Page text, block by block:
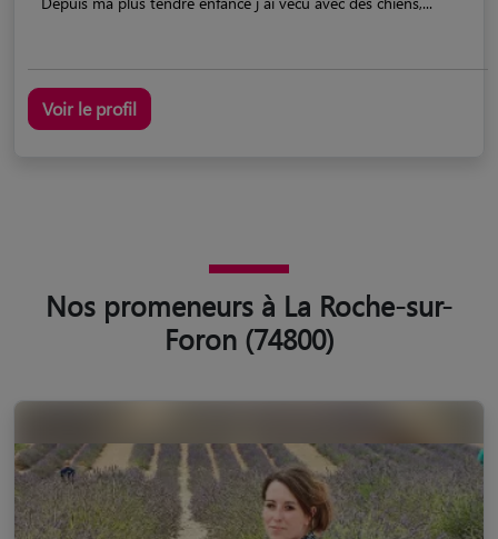
Voir le profil
Nos promeneurs à La Roche-sur-
Foron (74800)